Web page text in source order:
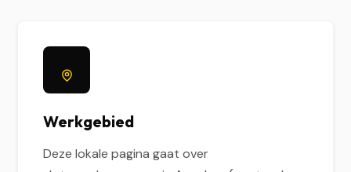
Werkgebied
Deze lokale pagina gaat over